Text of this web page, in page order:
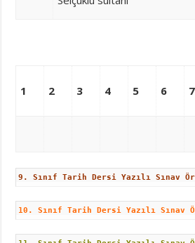
1 2 3 4 5 6 7
9. Sınıf Tarih Dersi Yazılı Sınav
10. Sınıf Tarih Dersi Yazılı Sınav